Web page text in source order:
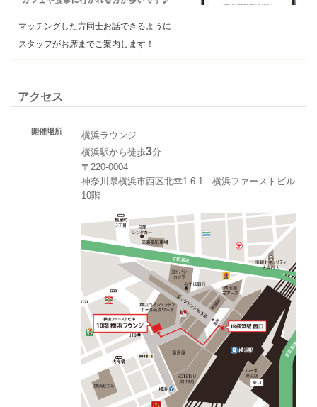
マッチングした方同士お話できるように
スタッフがお席までご案内します！
アクセス
開催場所
横浜ラウンジ
横浜駅から徒歩3分
〒220-0004
神奈川県横浜市西区北幸1‐6‐1 横浜ファーストビル
10階